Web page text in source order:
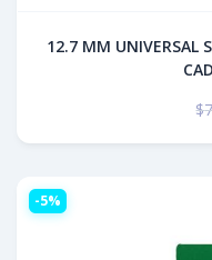
12.7 MM UNIVERSAL
$
-5%